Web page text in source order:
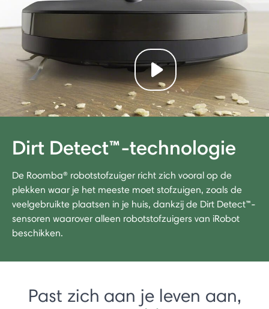
Play video
Dirt Detect™-technologie
De Roomba® robotstofzuiger richt zich vooral op de
plekken waar je het meeste moet stofzuigen, zoals de
veelgebruikte plaatsen in je huis, dankzij de Dirt Detect™-
sensoren waarover alleen robotstofzuigers van iRobot
beschikken.
Past zich aan je leven aan,